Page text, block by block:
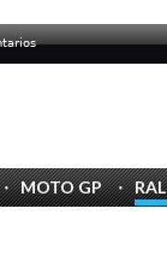
MOTO GP